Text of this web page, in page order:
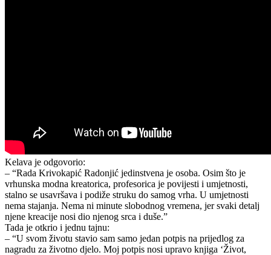
Kelava je odgovorio:
– “Rada Krivokapić Radonjić jedinstvena je osoba. Osim što je
vrhunska modna kreatorica, profesorica je povijesti i umjetnosti,
stalno se usavršava i podiže struku do samog vrha. U umjetnosti
nema stajanja. Nema ni minute slobodnog vremena, jer svaki detalj
njene kreacije nosi dio njenog srca i duše.”
Tada je otkrio i jednu tajnu:
– “U svom životu stavio sam samo jedan potpis na prijedlog za
nagradu za životno djelo. Moj potpis nosi upravo knjiga ‘Život,